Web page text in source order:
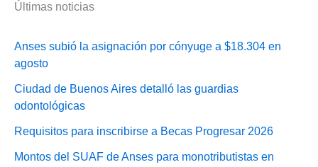
Últimas noticias
Anses subió la asignación por cónyuge a $18.304 en
agosto
Ciudad de Buenos Aires detalló las guardias
odontológicas
Requisitos para inscribirse a Becas Progresar 2026
Montos del SUAF de Anses para monotributistas en